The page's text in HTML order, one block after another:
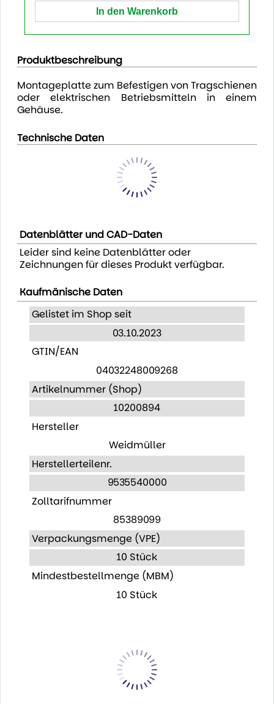
Produktbeschreibung
Montageplatte zum Befestigen von Tragschienen
oder elektrischen Betriebsmitteln in einem
Gehäuse.
Technische Daten
Datenblätter und CAD-Daten
Leider sind keine Datenblätter oder
Zeichnungen für dieses Produkt verfügbar.
Kaufmänische Daten
Gelistet im Shop seit
03.10.2023
GTIN/EAN
04032248009268
Artikelnummer (Shop)
10200894
Hersteller
Weidmüller
Herstellerteilenr.
9535540000
Zolltarifnummer
85389099
Verpackungsmenge (VPE)
10 Stück
Mindestbestellmenge (MBM)
10 Stück